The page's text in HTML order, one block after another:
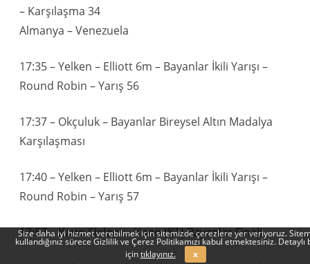
– Karşılaşma 34
Almanya – Venezuela
17:35 – Yelken – Elliott 6m – Bayanlar İkili Yarışı –
Round Robin – Yarış 56
17:37 – Okçuluk – Bayanlar Bireysel Altın Madalya
Karşılaşması
17:40 – Yelken – Elliott 6m – Bayanlar İkili Yarışı –
Round Robin – Yarış 57
17:57 – Kano Slalom – Kano (K1) Bayanlar Finali
Size daha iyi hizmet verebilmek için sitemizde çerezlere yer veriyoruz.
kullandığınız sürece Gizlilik ve Çerez Politikamızı kabul etmektesiniz. Detaylı
içintıklayınız. x